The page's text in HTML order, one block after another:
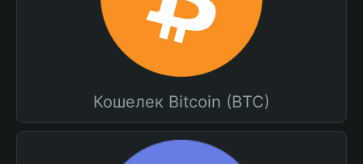
Кошелек Bitcoin (BTC)